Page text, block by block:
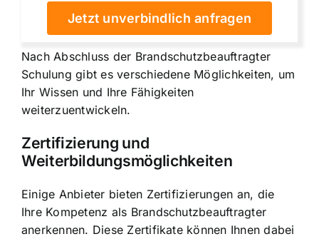
Jetzt unverbindlich anfragen
Nach Abschluss der Brandschutzbeauftragter
Schulung gibt es verschiedene Möglichkeiten, um
Ihr Wissen und Ihre Fähigkeiten
weiterzuentwickeln.
Zertifizierung und
Weiterbildungsmöglichkeiten
Einige Anbieter bieten Zertifizierungen an, die
Ihre Kompetenz als Brandschutzbeauftragter
anerkennen. Diese Zertifikate können Ihnen dabei